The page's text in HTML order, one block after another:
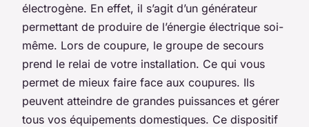
électrogène. En effet, il s’agit d’un générateur
permettant de produire de l’énergie électrique soi-
même. Lors de coupure, le groupe de secours
prend le relai de votre installation. Ce qui vous
permet de mieux faire face aux coupures. Ils
peuvent atteindre de grandes puissances et gérer
tous vos équipements domestiques. Ce dispositif